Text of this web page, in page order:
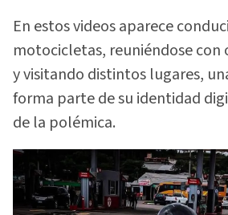
En estos videos aparece
motocicletas, reuniéndose con
y visitando distintos lugares,
forma parte de su identidad
de la polémica.